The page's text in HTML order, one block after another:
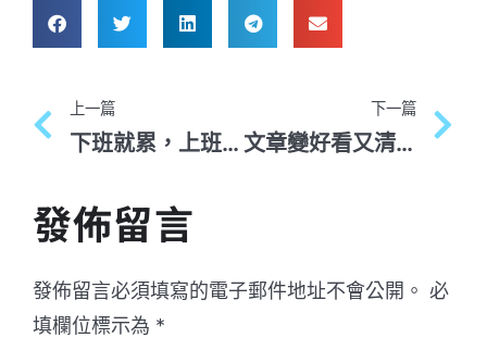
上一篇
下班就累，上班族進修「3大」學習法
下一篇
文章變好看又清晰？用「金字塔原理」增進你的寫作技巧
發佈留言
發佈留言必須填寫的電子郵件地址不會公開。 必
填欄位標示為 *